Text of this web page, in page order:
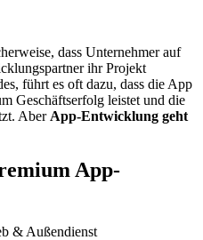
dass Unternehmer auf
ihr Projekt
führt es oft dazu, dass die App
Geschäftserfolg leistet und die
Aber App-Entwicklung geht
App-
& Außendienst